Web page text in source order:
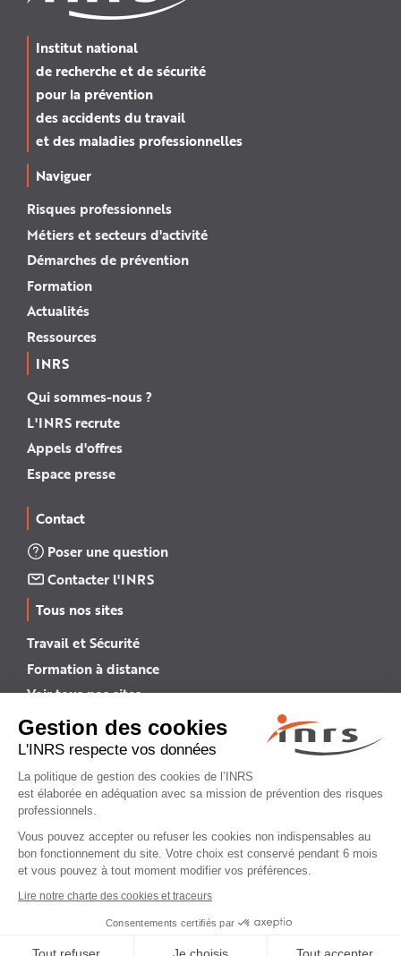
Institut national
de recherche et de sécurité
pour la prévention
des accidents du travail
et des maladies professionnelles
Naviguer
Risques professionnels
Métiers et secteurs d'activité
Démarches de prévention
Formation
Actualités
Ressources
INRS
Qui sommes-nous ?
L'INRS recrute
Appels d'offres
Espace presse
Contact
Poser une question
Contacter l'INRS
Tous nos sites
Travail et Sécurité
Formation à distance
Voir tous nos sites →
INRS English
INRS (english version)
Plan du site
Mentions légales
Politique de confidentialité